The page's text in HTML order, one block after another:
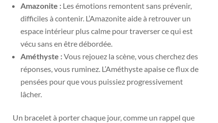
Amazonite : Les émotions remontent sans prévenir,
difficiles à contenir. L’Amazonite aide à retrouver un
espace intérieur plus calme pour traverser ce qui est
vécu sans en être débordée.
Améthyste :Vous rejouez la scène, vous cherchez des
réponses, vous ruminez. L’Améthyste apaise ce flux de
pensées pour que vous puissiez progressivement
lâcher.
Un bracelet à porter chaque jour, comme un rappel que